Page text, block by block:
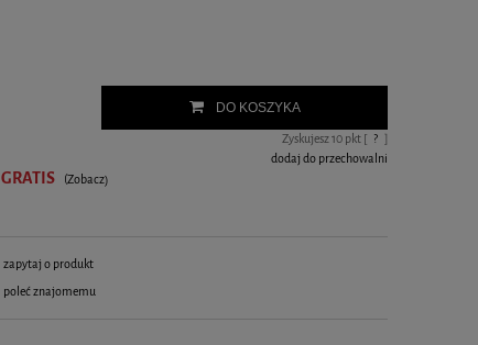
DO KOSZYKA
Zyskujesz10pkt [ ? ]
dodaj do przechowalni
GRATIS (Zobacz)
zapytaj o produkt
poleć znajomemu